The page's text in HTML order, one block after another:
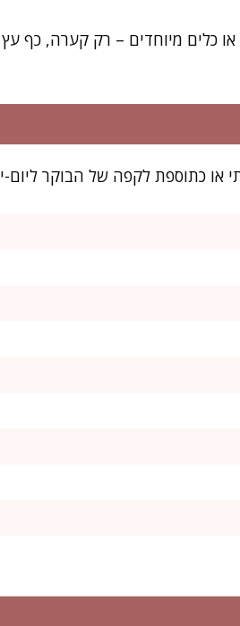
כלים מיוחדים – רק קערה, כף עץ